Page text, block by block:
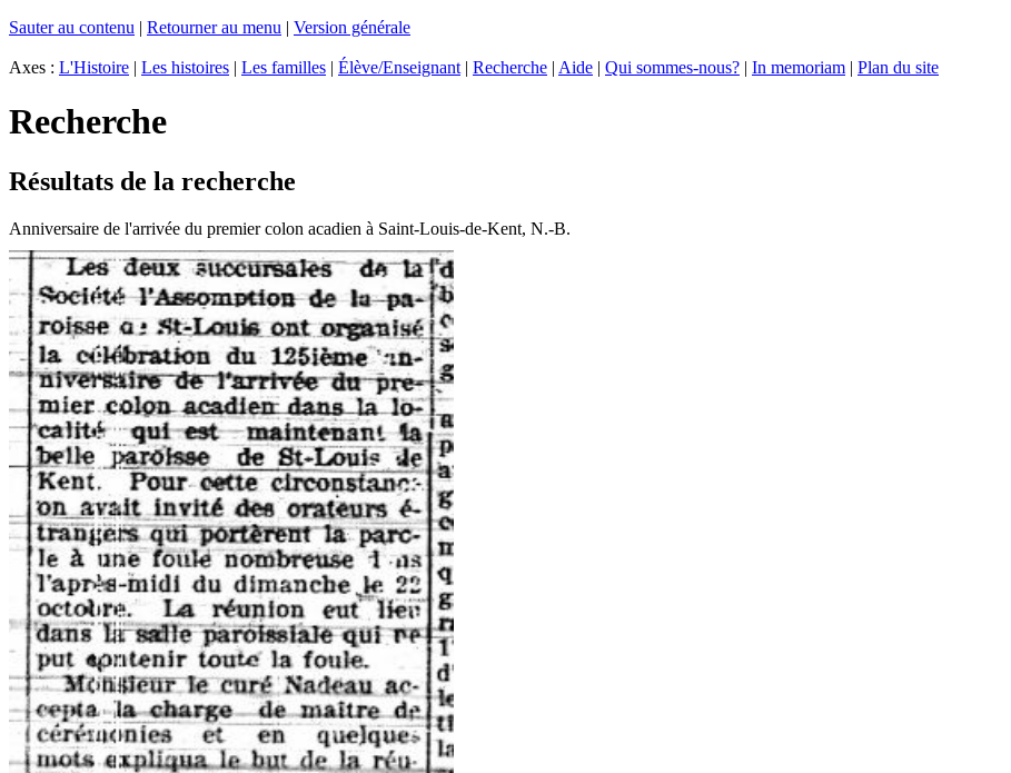
Sauter au contenu | Retourner au menu | Version générale
Axes : L'Histoire | Les histoires | Les familles | Élève/Enseignant | Recherche | Aide | Qui sommes-nous? | In memoriam | Plan du site
Recherche
Résultats de la recherche
Anniversaire de l'arrivée du premier colon acadien à Saint-Louis-de-Kent, N.-B.